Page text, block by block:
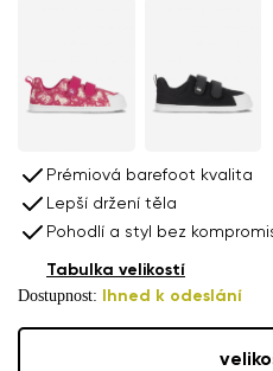
Prémiová barefoot kvalita
Lepší držení těla
Pohodlí a styl bez
Dostupnost: Ihned k odeslání
Tabulka velikostí